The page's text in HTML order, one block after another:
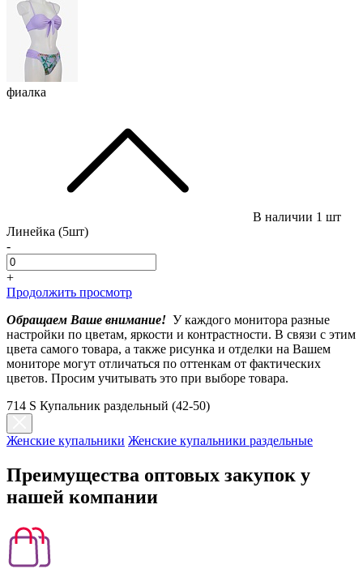
фиалка
В наличии 1 шт
Линейка (5шт)
-
+
Продолжить просмотр
Обращаем Ваше внимание! У каждого монитора разные
настройки по цветам, яркости и контрастности. В связи с этим
цвета самого товара, а также рисунка и отделки на Вашем
мониторе могут отличаться по оттенкам от фактических
цветов. Просим учитывать это при выборе товара.
714 S Купальник раздельный (42-50)
Женские купальники Женские купальники раздельные
Преимущества оптовых закупок у
нашей компании